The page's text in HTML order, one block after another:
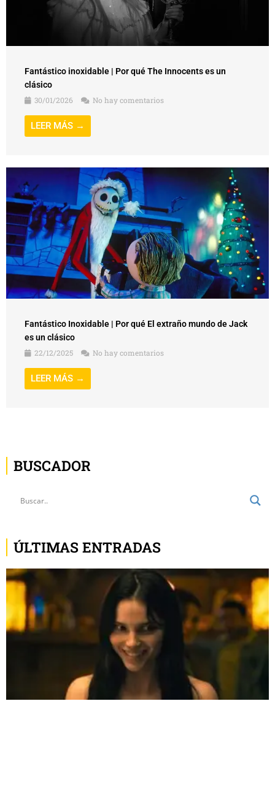
Fantástico inoxidable | Por qué The Innocents es un
clásico
30/01/2026
No hay comentarios
LEER MÁS →
Fantástico Inoxidable | Por qué El extraño mundo de Jack
es un clásico
22/12/2025
No hay comentarios
LEER MÁS →
BUSCADOR
ÚLTIMAS ENTRADAS